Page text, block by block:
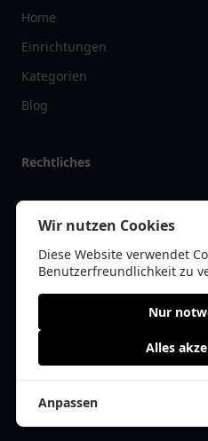
Home
Einrichtungen
Kategorien
Blog
Rechtliches
Impressum
Datenschutz
Kontakt
© 2026 arztlist.de | Alle Rechte
Cookie Einwilligung anpassen
Wir nutzen Cookies
Diese Website verwendet
Benutzerfreundlichkeit zu
Nur
Alles
Anpassen